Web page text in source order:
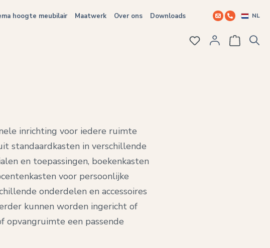
hoogte meubilair Maatwerk Over ons Downloads NL
Je hebt 0 items
inrichting voor iedere ruimte
standaardkasten in verschillende
en toepassingen, boekenkasten
voor persoonlijke
onderdelen en accessoires
kunnen worden ingericht of
opvangruimte een passende